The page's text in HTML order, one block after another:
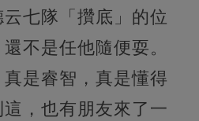
七隊「攢底」的位
不是任他隨便耍。
是睿智，真是懂得
，也有朋友來了一